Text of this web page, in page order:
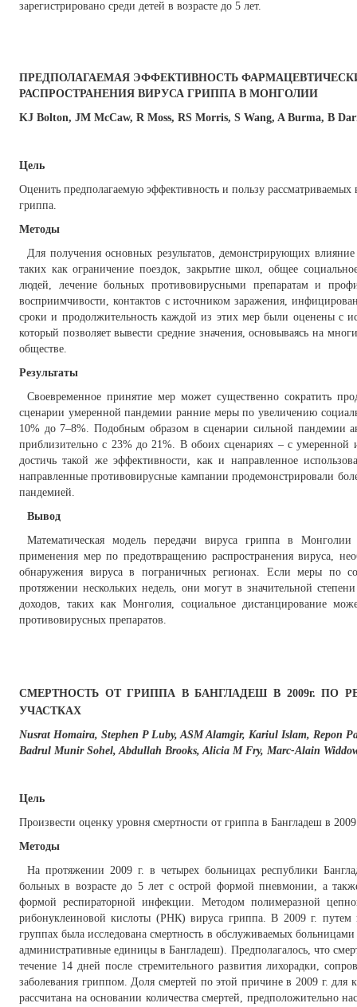
зарегистрировано среди детей в возрасте до 5 лет.
ПРЕДПОЛАГАЕМАЯ ЭФФЕКТИВНОСТЬ
РАСПРОСТРАНЕНИЯ ВИРУСА ГРИППА В МОНГОЛИИ
KJ Bolton, JM McCaw, R Moss, RS Morris, S Wang, A Burma, B
Цель
Оценить предполагаемую эффективность и пользу
гриппа.
Методы
Для получения основных результатов, демонстрирующих
таких как ограничение поездок, закрытие школ, общее
людей, лечение больных противовирусными препаратам и
восприимчивости, контактов с источником заражения,
сроки и продолжительность каждой из этих мер были оценены с
который позволяет вывести средние значения, основываясь на
обществе.
Результаты
Своевременное принятие мер может существенно сократить
сценарии умеренной пандемии ранние меры по увеличению
10% до 7–8%. Подобным образом в сценарии сильной пандемии
приблизительно с 23% до 21%. В обоих сценариях – с
достичь такой же эффективности, как и направленное
направленные противовирусные кампании продемонстрировали
пандемией.
Вывод
Математическая модель передачи вируса гриппа в
применения мер по предотвращению распространения вируса,
обнаружения вируса в пограничных регионах. Если меры по
протяжении нескольких недель, они могут в значительной
доходов, таких как Монголия, социальное дистанцирование
противовирусных препаратов.
СМЕРТНОСТЬ ОТ ГРИППА В БАНГЛАДЕШ В 2009г. ПО
УЧАСТКАХ
Nusrat Homaira, Stephen P Luby, ASM Alamgir, Kariul Islam, Repon
Badrul Munir Sohel, Abdullah Brooks, Alicia M Fry, Marc-Alain
Цель
Произвести оценку уровня смертности от гриппа в Бангладеш в 2009
Методы
На протяжении 2009 г. в четырех больницах республики
больных в возрасте до 5 лет с острой формой пневмонии, а
формой респираторной инфекции. Методом полимеразной
рибонуклеиновой кислоты (РНК) вируса гриппа. В 2009 г.
группах была исследована смертность в обслуживаемых
административные единицы в Бангладеш). Предполагалось, что
течение 14 дней после стремительного развития лихорадки,
заболевания гриппом. Доля смертей по этой причине в 2009 г.
рассчитана на основании количества смертей, предположительно